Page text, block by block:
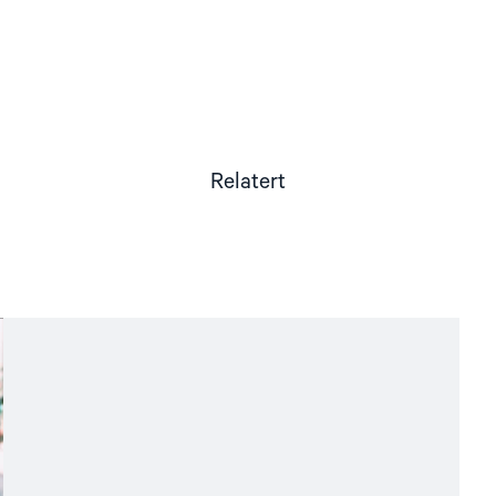
Relatert